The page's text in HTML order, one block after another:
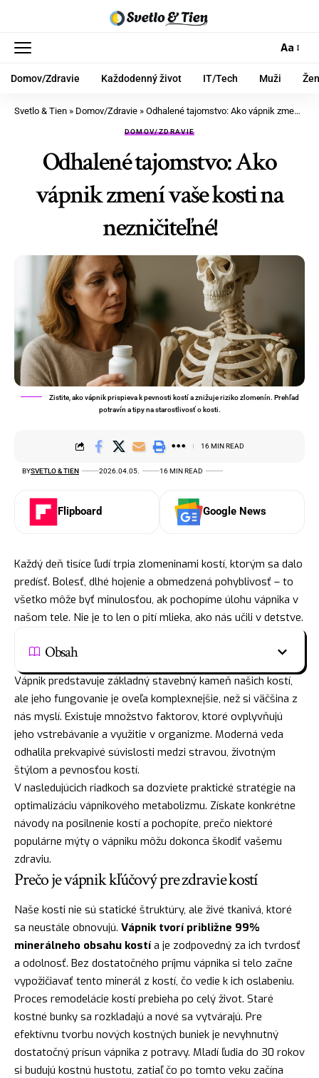
Aa
Domov/Zdravie Každodenný život IT/Tech Muži
Svetlo & Tien » Domov/Zdravie » Odhalené tajomstvo: Ako vápnik zmení vaše kosti na nezničiteľné!
DOMOV/ZDRAVIE
Odhalené tajomstvo: Ako
vápnik zmení vaše kosti na
nezničiteľné!
Zistite, ako vápnik prispieva k pevnosti kostí a znižuje riziko zlomenín. Prehľad
potravín a tipy na starostlivosť o kosti.
BYSVETLO & TIEN 2026.04.05. 16 MIN READ
16 MIN READ
Flipboard Google News
Každý deň tisíce ľudí trpia zlomeninami kostí, ktorým sa dalo
predísť. Bolesť, dlhé hojenie a obmedzená pohyblivosť – to
všetko môže byť minulosťou, ak pochopíme úlohu vápnika v
našom tele. Nie je to len o pití mlieka, ako nás učili v detstve.
Obsah
Vápnik predstavuje základný stavebný kameň našich kostí,
ale jeho fungovanie je oveľa komplexnejšie, než si väčšina z
nás myslí. Existuje množstvo faktorov, ktoré ovplyvňujú
jeho vstrebávanie a využitie v organizme. Moderná veda
odhalila prekvapivé súvislosti medzi stravou, životným
štýlom a pevnosťou kostí.
V nasledujúcich riadkoch sa dozviete praktické stratégie na
optimalizáciu vápnikového metabolizmu. Získate konkrétne
návody na posilnenie kostí a pochopíte, prečo niektoré
populárne mýty o vápniku môžu dokonca škodiť vašemu
zdraviu.
Prečo je vápnik kľúčový pre zdravie kostí
Naše kosti nie sú statické štruktúry, ale živé tkanivá, ktoré
sa neustále obnovujú. Vápnik tvorí približne 99%
minerálneho obsahu kostía je zodpovedný za ich tvrdosť
a odolnosť. Bez dostatočného príjmu vápnika si telo začne
vypožičiavať tento minerál z kostí, čo vedie k ich oslabeniu.
Proces remodelácie kostí prebieha po celý život. Staré
kostné bunky sa rozkladajú a nové sa vytvárajú. Pre
efektívnu tvorbu nových kostných buniek je nevyhnutný
dostatočný prísun vápnika z potravy. Mladí ľudia do 30 rokov
si budujú kostnú hustotu, zatiaľ čo po tomto veku začína